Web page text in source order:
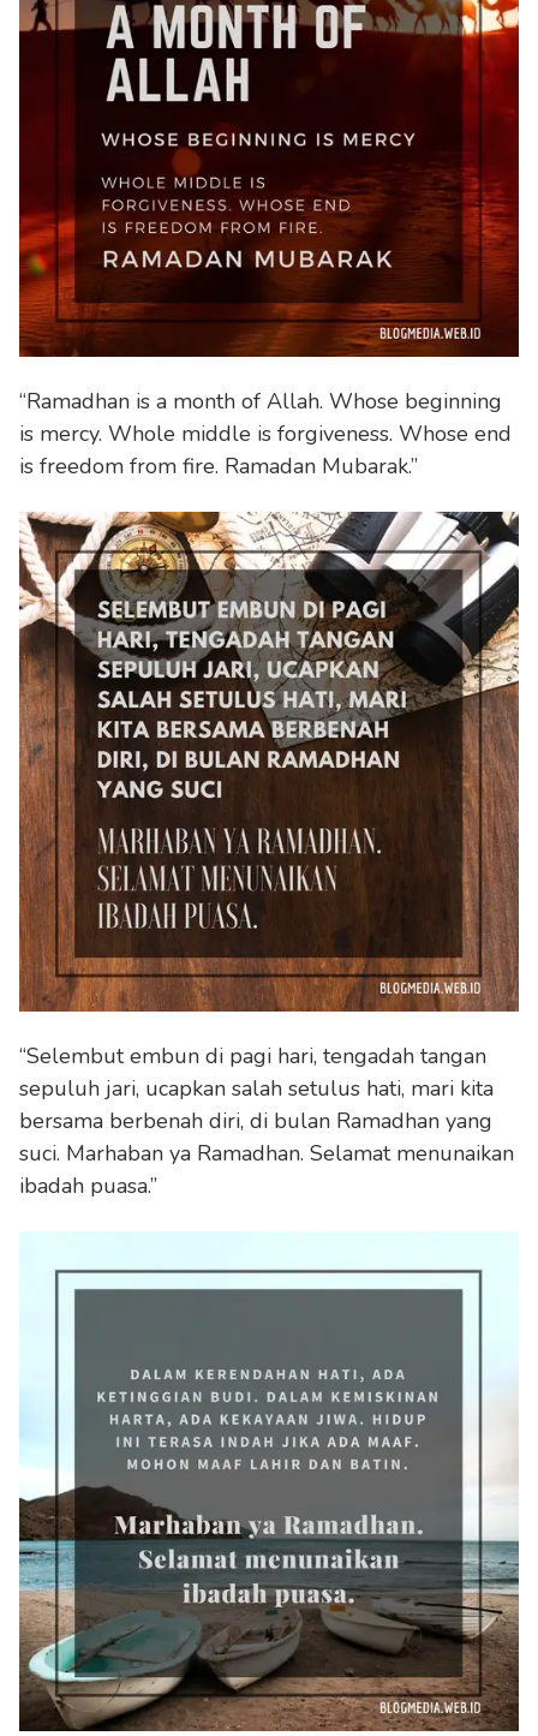
“Ramadhan is a month of Allah. Whose beginning
is mercy. Whole middle is forgiveness. Whose end
is freedom from fire. Ramadan Mubarak.”
“Selembut embun di pagi hari, tengadah tangan
sepuluh jari, ucapkan salah setulus hati, mari kita
bersama berbenah diri, di bulan Ramadhan yang
suci. Marhaban ya Ramadhan. Selamat menunaikan
ibadah puasa.”